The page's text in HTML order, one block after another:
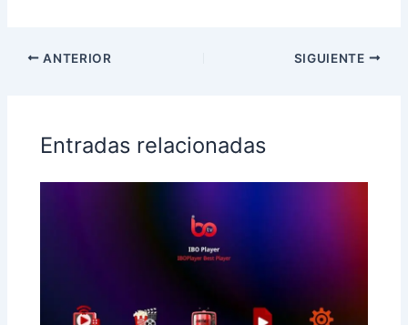
ANTERIOR SIGUIENTE
Entradas relacionadas